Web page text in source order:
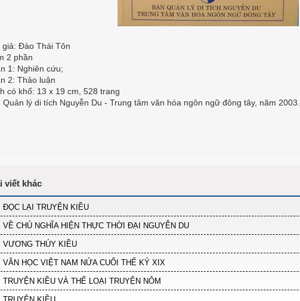
giả: Đào Thái Tôn
2 phần
1: Nghiên cứu;
2: Thảo luận
có khổ: 13 x 19 cm, 528 trang
Quản lý di tích Nguyễn Du - Trung tâm văn hóa ngôn ngữ đông tây, năm 2003.
ĐỌC LẠI TRUYỆN KIỀU
VỀ CHỦ NGHĨA HIỆN THỰC THỜI ĐẠI NGUYỄN DU
VƯƠNG THÚY KIỀU
VĂN HỌC VIỆT NAM NỬA CUỐI THẾ KỶ XIX
TRUYỆN KIỀU VÀ THỂ LOẠI TRUYỆN NÔM